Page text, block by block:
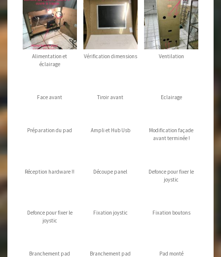
Alimentation et
éclairage
Vérification dimensions Ventilation
Face avant Tiroir avant Eclairage
Préparation du pad Ampli et Hub Usb
Modification façade
avant terminée !
Réception hardware !! Découpe panel
Defonce pour fixer le
joystic
Defonce pour fixer le
joystic
Fixation joystic Fixation boutons
Branchement pad Branchement pad Pad monté